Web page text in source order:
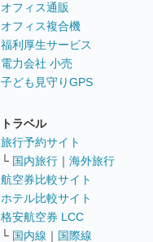
オフィス通販
オフィス複合機
福利厚生サービス
電力会社 小売
子ども見守りGPS
トラベル
旅行予約サイト
└ 国内旅行 ｜ 海外旅行
航空券比較サイト
ホテル比較サイト
格安航空券 LCC
└ 国内線 ｜ 国際線